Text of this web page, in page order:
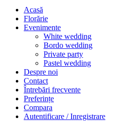
Acasă
Florărie
Evenimente
White wedding
Bordo wedding
Private party
Pastel wedding
Despre noi
Contact
Întrebări frecvente
Preferințe
Compara
Autentificare / Inregistrare